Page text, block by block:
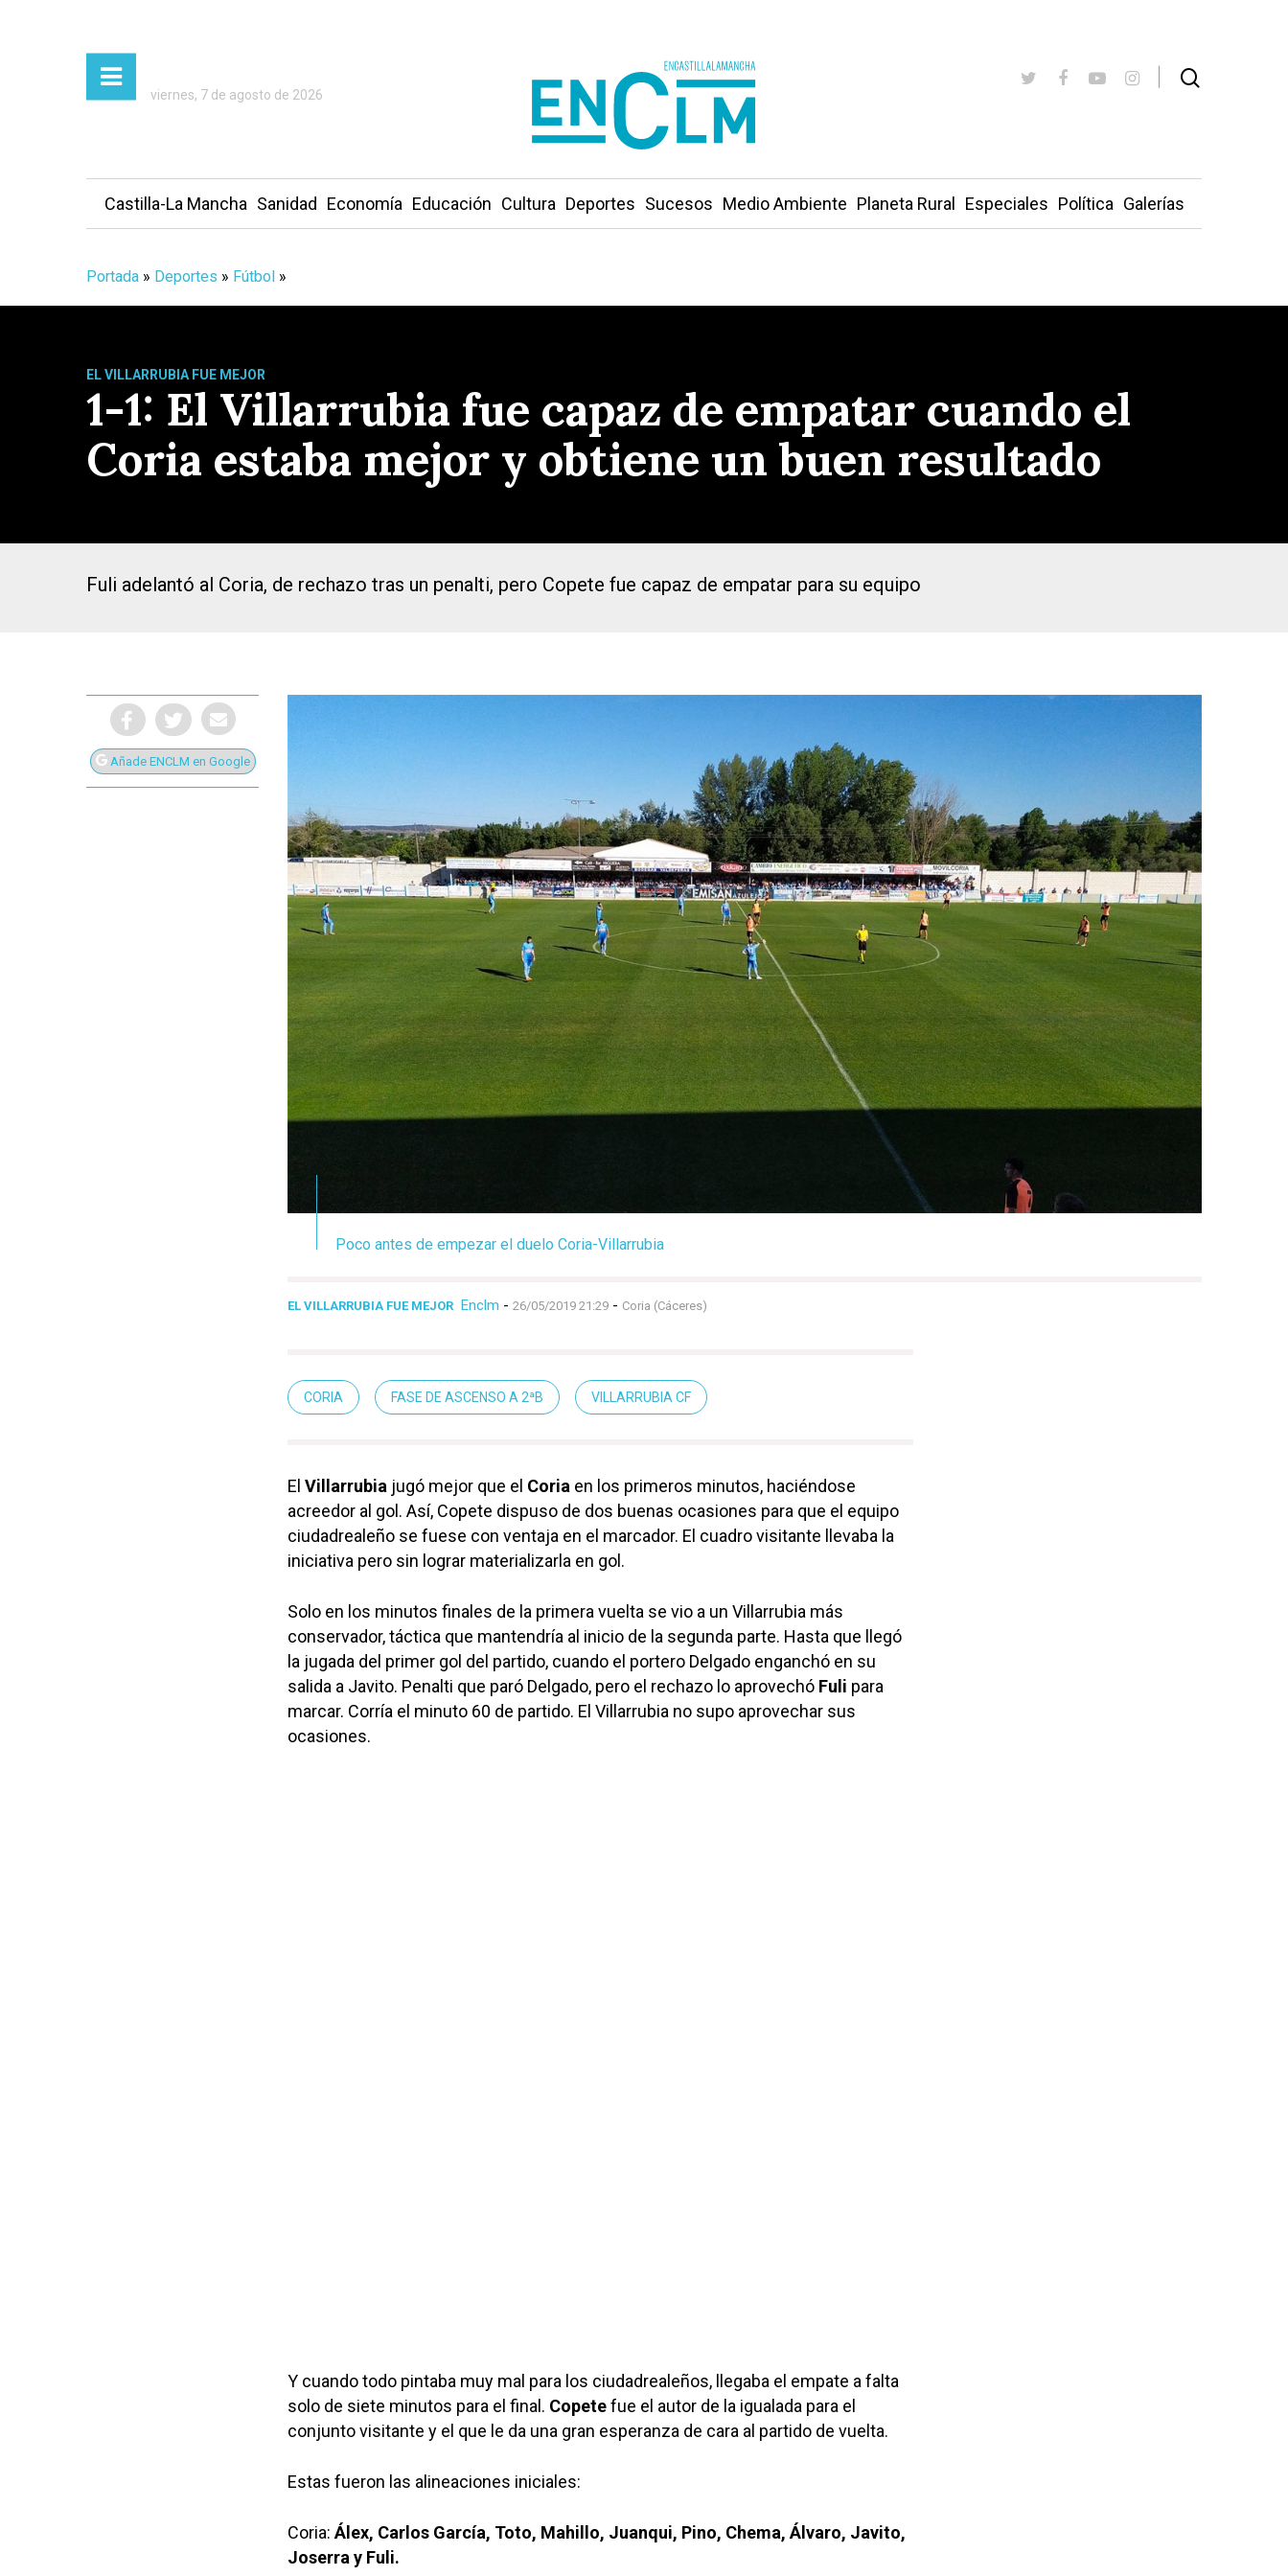
Presiona Intro para buscar o ESC para cerrar
viernes, 7 de agosto de 2026
Castilla-La Mancha Sanidad Economía Educación Cultura Deportes Sucesos Medio Ambiente Planeta Rural Especiales Política Galerías
Portada » Deportes » Fútbol »
EL VILLARRUBIA FUE MEJOR
1-1: El Villarrubia fue capaz de empatar cuando el
Coria estaba mejor y obtiene un buen resultado
Fuli adelantó al Coria, de rechazo tras un penalti, pero Copete fue capaz de empatar para su equipo
Añade ENCLM en Google
Poco antes de empezar el duelo Coria-Villarrubia
EL VILLARRUBIA FUE MEJOR Enclm - 26/05/2019 21:29 - Coria (Cáceres)
CORIA FASE DE ASCENSO A 2ªB VILLARRUBIA CF
El Villarrubia jugó mejor que el Coria en los primeros minutos, haciéndose
acreedor al gol. Así, Copete dispuso de dos buenas ocasiones para que el equipo
ciudadrealeño se fuese con ventaja en el marcador. El cuadro visitante llevaba la
iniciativa pero sin lograr materializarla en gol.
Solo en los minutos finales de la primera vuelta se vio a un Villarrubia más
conservador, táctica que mantendría al inicio de la segunda parte. Hasta que llegó
la jugada del primer gol del partido, cuando el portero Delgado enganchó en su
salida a Javito. Penalti que paró Delgado, pero el rechazo lo aprovechó Fuli para
marcar. Corría el minuto 60 de partido. El Villarrubia no supo aprovechar sus
ocasiones.
Y cuando todo pintaba muy mal para los ciudadrealeños, llegaba el empate a falta
solo de siete minutos para el final. Copetefue el autor de la igualada para el
conjunto visitante y el que le da una gran esperanza de cara al partido de vuelta.
Estas fueron las alineaciones iniciales:
Coria: Álex, Carlos García, Toto, Mahillo, Juanqui, Pino, Chema, Álvaro, Javito,
Joserra y Fuli.